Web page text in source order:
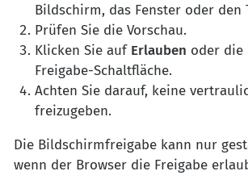
Bildschirm, das Fenster oder den
Prüfen Sie die Vorschau.
Klicken Sie auf Erlauben oder die
Freigabe-Schaltfläche.
Achten Sie darauf, keine
freizugeben.
Die Bildschirmfreigabe kann nur
wenn der Browser die Freigabe